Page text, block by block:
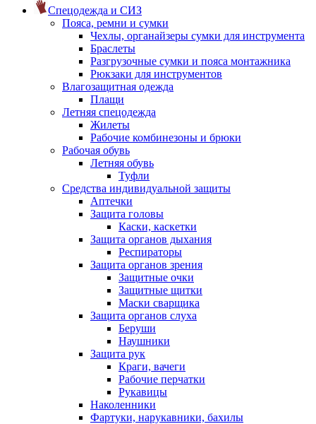
Спецодежда и СИЗ
Пояса, ремни и сумки
Чехлы, органайзеры сумки для инструмента
Браслеты
Разгрузочные сумки и пояса монтажника
Рюкзаки для инструментов
Влагозащитная одежда
Плащи
Летняя спецодежда
Жилеты
Рабочие комбинезоны и брюки
Рабочая обувь
Летняя обувь
Туфли
Средства индивидуальной защиты
Аптечки
Защита головы
Каски, каскетки
Защита органов дыхания
Респираторы
Защита органов зрения
Защитные очки
Защитные щитки
Маски сварщика
Защита органов слуха
Беруши
Наушники
Защита рук
Краги, вачеги
Рабочие перчатки
Рукавицы
Наколенники
Фартуки, нарукавники, бахилы